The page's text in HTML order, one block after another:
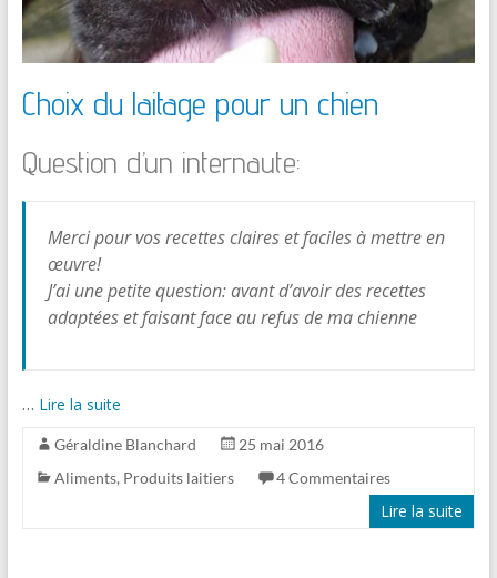
Choix du laitage pour un chien
Question d’un internaute:
Merci pour vos recettes claires et faciles à mettre en
œuvre!
J’ai une petite question: avant d’avoir des recettes
adaptées et faisant face au refus de ma chienne
… Lire la suite
Géraldine Blanchard
25 mai 2016
Aliments, Produits laitiers 4 Commentaires
Lire la suite